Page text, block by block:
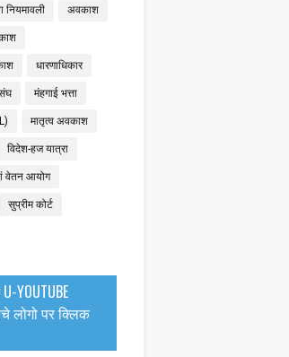
नियमावली अवकाश
धारणाधिकार
मंहगाई भत्ता
मातृत्व अवकाश
विदेश-हज यात्रा
वेतन आयोग
सुप्रीम कोर्ट
YOUTUBE
लोगो पर क्लिक